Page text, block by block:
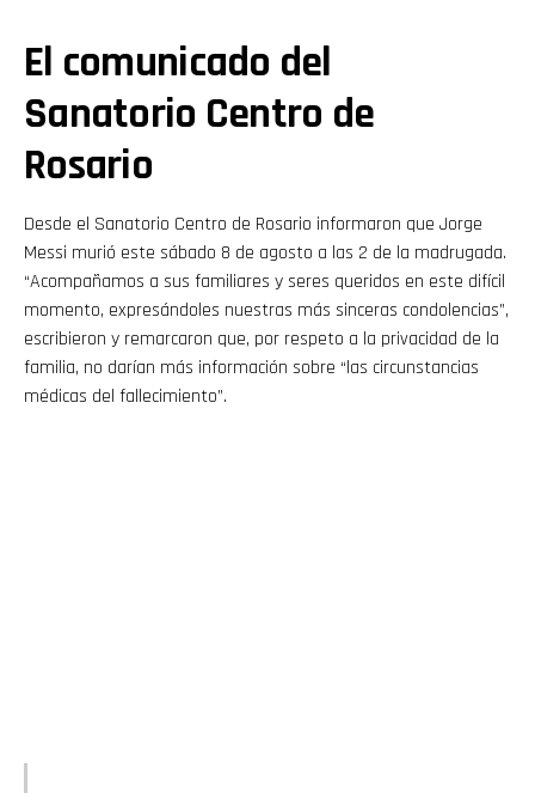
El comunicado del
Sanatorio Centro de
Rosario
Desde el Sanatorio Centro de Rosario informaron que Jorge
Messi murió este sábado 8 de agosto a las 2 de la madrugada.
“Acompañamos a sus familiares y seres queridos en este difícil
momento, expresándoles nuestras más sinceras condolencias”,
escribieron y remarcaron que, por respeto a la privacidad de la
familia, no darían más información sobre “las circunstancias
médicas del fallecimiento”.